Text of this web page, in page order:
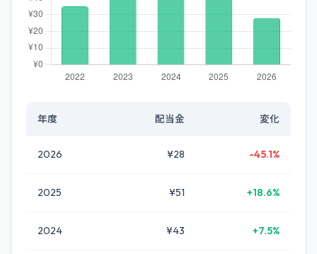
年度 配当金 変化
2026 ¥28 -45.1%
2025 ¥51 +18.6%
2024 ¥43 +7.5%